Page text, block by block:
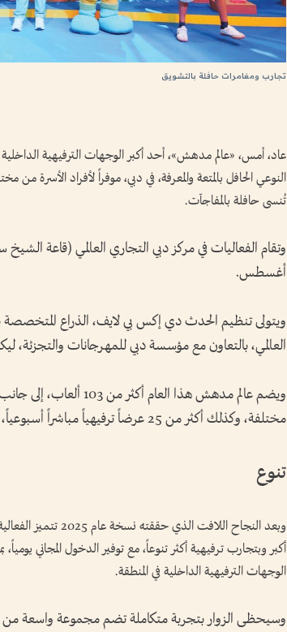
تجارب ومغامرات حافلة بالتشويق
النوعي الحافل بالمتعة والمعرفة، في دبي، موفراً لأفراد الأسرة
تُنسى حافلة بالمفاجآت.
أغسطس.
ويتولى تنظيم الحدث دي إكس بي لايف، الذراع المتخصصة
العالمي، بالتعاون مع مؤسسة دبي للمهرجانات
مختلفة، وكذلك أكثر من 25 عرضاً ترفيهياً مباشراً أسبوعياً، وورشة عمل تستمر طوال الموسم.
تنوع
وبعد النجاح اللافت
أكبر وبتجارب ترفيهية أكثر تنوعاً، مع توفير الدخول المجاني
الوجهات الترفيهية الداخلية في المنطقة.
وسيحظى الزوار بتجربة متكاملة تضم مجموعة واسعة من